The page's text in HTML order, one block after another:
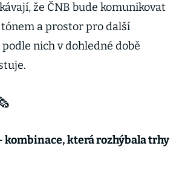
že ČNB bude komunikovat
a prostor pro další
nich v dohledné době
kombinace, která rozhýbala trhy